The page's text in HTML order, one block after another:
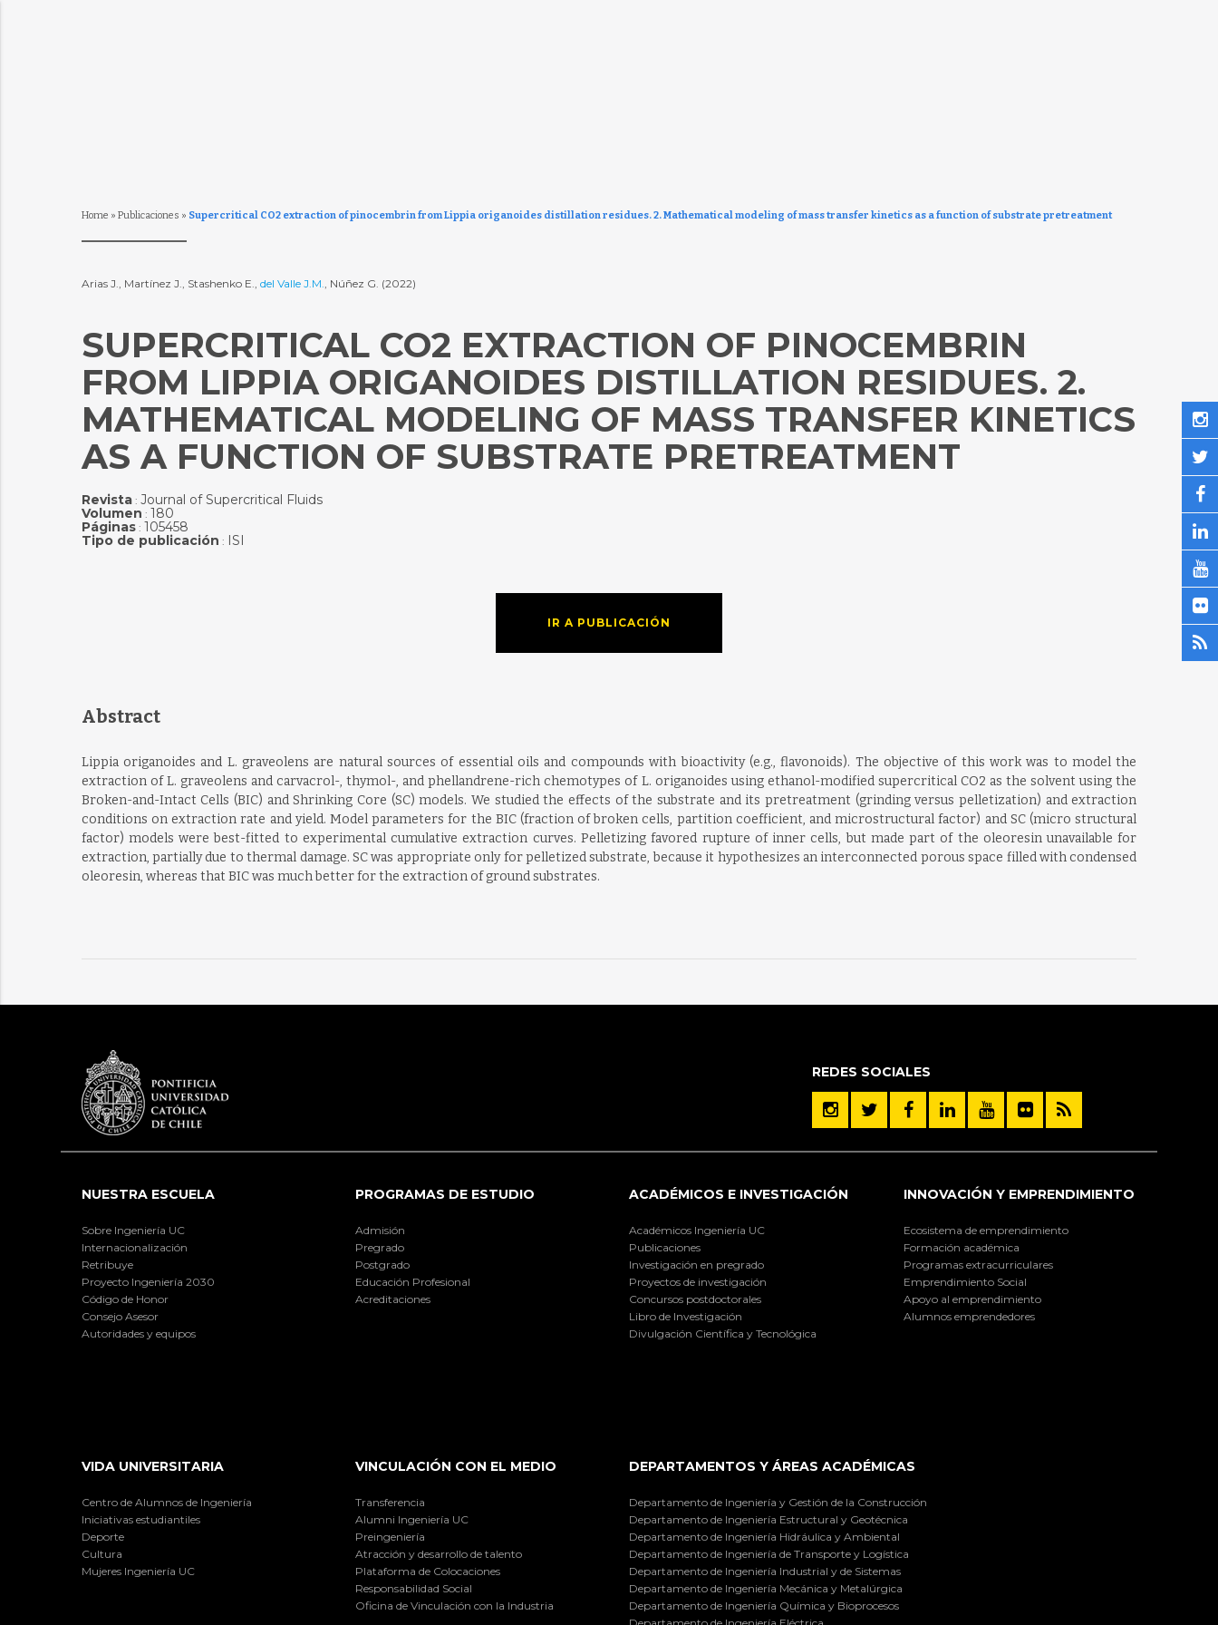
Home » Publicaciones » Supercritical CO2 extraction of pinocembrin from Lippia origanoides distillation residues. 2. Mathematical modeling of mass transfer kinetics as a function of substrate pretreatment
Arias J., Martínez J., Stashenko E., del Valle J.M., Núñez G. (2022)
SUPERCRITICAL CO2 EXTRACTION OF PINOCEMBRIN
FROM LIPPIA ORIGANOIDES DISTILLATION RESIDUES. 2.
MATHEMATICAL MODELING OF MASS TRANSFER KINETICS
AS A FUNCTION OF SUBSTRATE PRETREATMENT
Revista: Journal of Supercritical Fluids
Volumen : 180
Páginas: 105458
Tipo de publicación : ISI
IR A PUBLICACIÓN
Abstract
Lippia origanoides and L. graveolens are natural sources of essential oils and compounds with bioactivity (e.g., flavonoids). The objective of this work was to model the
extraction of L. graveolens and carvacrol-, thymol-, and phellandrene-rich chemotypes of L. origanoides using ethanol-modified supercritical CO2 as the solvent using the
Broken-and-Intact Cells (BIC) and Shrinking Core (SC) models. We studied the effects of the substrate and its pretreatment (grinding versus pelletization) and extraction
conditions on extraction rate and yield. Model parameters for the BIC (fraction of broken cells, partition coefficient, and microstructural factor) and SC (micro structural
factor) models were best-fitted to experimental cumulative extraction curves. Pelletizing favored rupture of inner cells, but made part of the oleoresin unavailable for
extraction, partially due to thermal damage. SC was appropriate only for pelletized substrate, because it hypothesizes an interconnected porous space filled with condensed
oleoresin, whereas that BIC was much better for the extraction of ground substrates.
REDES SOCIALES
NUESTRA ESCUELA
Sobre Ingeniería UC
Internacionalización
Retribuye
Proyecto Ingeniería 2030
Código de Honor
Consejo Asesor
Autoridades y equipos
PROGRAMAS DE ESTUDIO
Admisión
Pregrado
Postgrado
Educación Profesional
Acreditaciones
ACADÉMICOS E INVESTIGACIÓN
Académicos Ingeniería UC
Publicaciones
Investigación en pregrado
Proyectos de investigación
Concursos postdoctorales
Libro de Investigación
Divulgación Científica y Tecnológica
INNOVACIÓN Y EMPRENDIMIENTO
Ecosistema de emprendimiento
Formación académica
Programas extracurriculares
Emprendimiento Social
Apoyo al emprendimiento
Alumnos emprendedores
VIDA UNIVERSITARIA
Centro de Alumnos de Ingeniería
Iniciativas estudiantiles
Deporte
Cultura
Mujeres Ingeniería UC
VINCULACIÓN CON EL MEDIO
Transferencia
Alumni Ingeniería UC
Preingeniería
Atracción y desarrollo de talento
Plataforma de Colocaciones
Responsabilidad Social
Oficina de Vinculación con la Industria
DEPARTAMENTOS Y ÁREAS ACADÉMICAS
Departamento de Ingeniería y Gestión de la Construcción
Departamento de Ingeniería Estructural y Geotécnica
Departamento de Ingeniería Hidráulica y Ambiental
Departamento de Ingeniería de Transporte y Logística
Departamento de Ingeniería Industrial y de Sistemas
Departamento de Ingeniería Mecánica y Metalúrgica
Departamento de Ingeniería Química y Bioprocesos